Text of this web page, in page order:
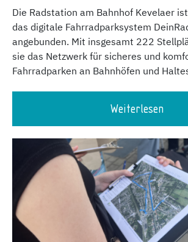
Die Radstation am Bahnhof Kevelaer
das digitale Fahrradparksystem
angebunden. Mit insgesamt 222
sie das Netzwerk für sicheres und
Fahrradparken an Bahnhöfen und
Weiterlesen